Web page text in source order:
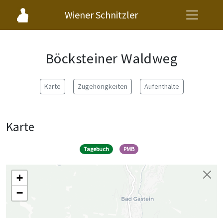
Wiener Schnitzler
Böcksteiner Waldweg
Karte Zugehörigkeiten Aufenthalte
Karte
Tagebuch PMB
+
−